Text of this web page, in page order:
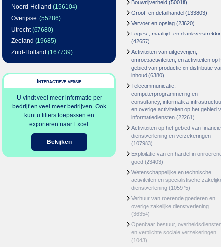
Noord-Holland (156104)
Overijssel (55286)
Utrecht(67680)
Zeeland (19685)
Zuid-Holland (167739)
Interactieve versie
U vindt veel meer informatie per
bedrijf en veel meer bedrijven. Ook
kunt u filters toepassen en
exporteren naar Excel.
Bekijken
Bouwnijverheid (50018)
Groot- en detailhandel (133803)
Vervoer en opslag (23620)
Logies-, maaltijd- en
(42657)
Activiteiten van uitgeverijen,
omroepactiviteiten, en activiteiten op
gebied van productie en distributie
inhoud (6380)
Telecommunicatie,
computerprogrammering en
consultancy, informatica-
en overige activiteiten op het gebied
informatiediensten (22261)
Activiteiten op het gebied van
dienstverlening en verzekeringen
(107983)
Exploitatie van en handel in
goed (23403)
Wetenschappelijke en technische
activiteiten en specialistische
dienstverlening (105975)
Verhuur van roerende goederen en
overige zakelijke dienstverlening
(36354)
Openbaar bestuur, overheidsdiensten
en verplichte sociale verzekeringen
(1043)